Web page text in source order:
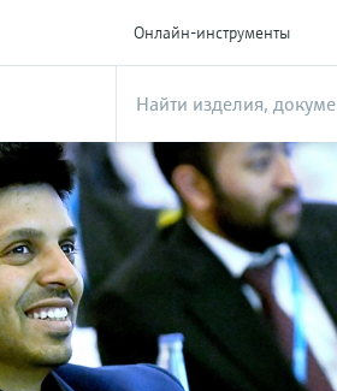
Онлайн-инструменты